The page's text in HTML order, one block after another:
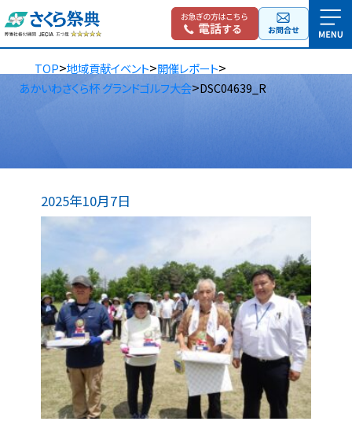
TOP>地域貢献イベント>開催レポート>
あかいわさくら杯 グランドゴルフ大会>DSC04639_R
2025年10月7日